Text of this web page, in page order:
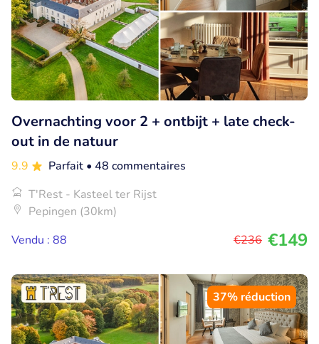
Overnachting voor 2 + ontbijt + late check-
out in de natuur
9.9 Parfait • 48 commentaires
T'Rest - Kasteel ter Rijst
Pepingen (30km)
Vendu : 88
€236 €149
37% réduction